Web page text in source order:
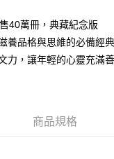
含以上)免運費
40萬冊，典藏紀念版
養品格與思維的必備經典
力，讓年輕的心靈充滿善
商品規格